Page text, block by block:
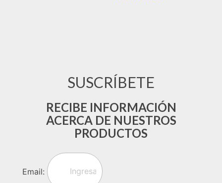
SUSCRÍBETE
RECIBE INFORMACIÓN
ACERCA DE NUESTROS
PRODUCTOS
Email: